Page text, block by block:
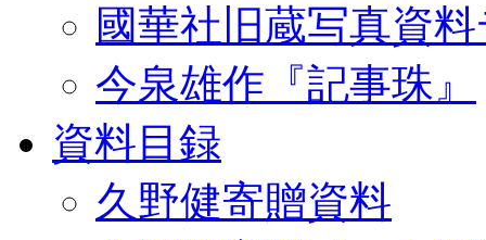
國華社旧蔵写真資
今泉雄作『記事珠』
資料目録
久野健寄贈資料